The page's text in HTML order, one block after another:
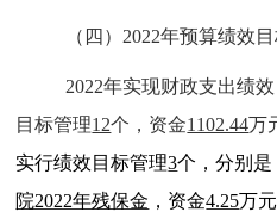
（四）2022年预算绩效
2022年实现财政支出绩
目标管理12个，资金1102.44万
实行绩效目标管理3个，分别
院2022年残保金 ，资金4.25万